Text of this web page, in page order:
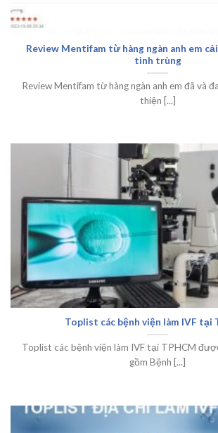
Review Mentifam từ hàng ngàn anh em
tinh trùng
Review Mentifam từ hàng ngàn anh em đã và
thiện [...]
Toplist các bệnh viện làm IVF tại
Toplist các bệnh viện làm IVF tại TPHCM
gồm Bệnh [...]